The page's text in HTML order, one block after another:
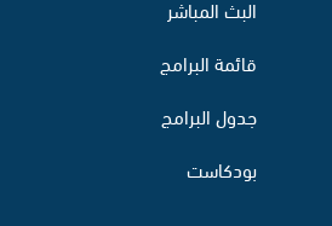
البث المباشر
قائمة البرامج
جدول البرامج
بودكاست